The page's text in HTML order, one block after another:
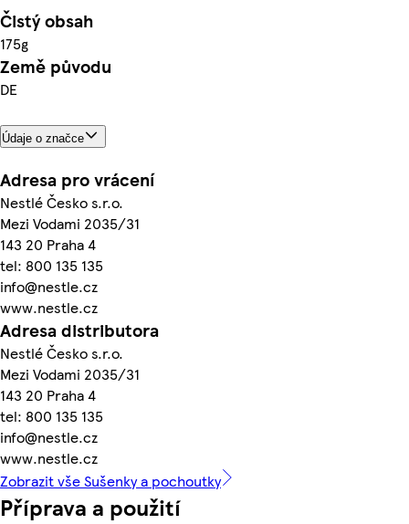
Čistý obsah
175g
Země původu
DE
Údaje o značce
Adresa pro vrácení
Nestlé Česko s.r.o.
Mezi Vodami 2035/31
143 20 Praha 4
tel: 800 135 135
info@nestle.cz
www.nestle.cz
Adresa distributora
Nestlé Česko s.r.o.
Mezi Vodami 2035/31
143 20 Praha 4
tel: 800 135 135
info@nestle.cz
www.nestle.cz
Zobrazit vše Sušenky a pochoutky
Příprava a použití